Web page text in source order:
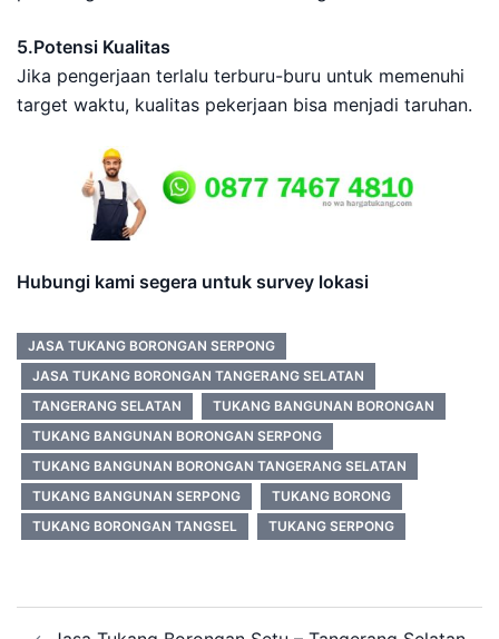
5.Potensi Kualitas
Jika pengerjaan terlalu terburu-buru untuk memenuhi
target waktu, kualitas pekerjaan bisa menjadi taruhan.
Hubungi kami segera untuk survey lokasi
JASA TUKANG BORONGAN SERPONG
JASA TUKANG BORONGAN TANGERANG SELATAN
TANGERANG SELATAN
TUKANG BANGUNAN BORONGAN
TUKANG BANGUNAN BORONGAN SERPONG
TUKANG BANGUNAN BORONGAN TANGERANG SELATAN
TUKANG BANGUNAN SERPONG
TUKANG BORONG
TUKANG BORONGAN TANGSEL
TUKANG SERPONG